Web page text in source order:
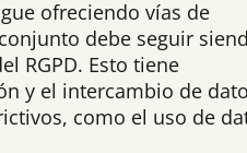
ofreciendo vías de
debe seguir
RGPD. Esto tiene
y el intercambio de
como el uso de